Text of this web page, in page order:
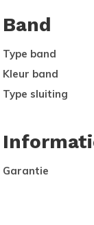
Band
Type band
Kleur band
Type sluiting
Garantie